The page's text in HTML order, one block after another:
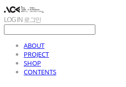
LOG IN 로그인
ABOUT
PROJECT
SHOP
CONTENTS